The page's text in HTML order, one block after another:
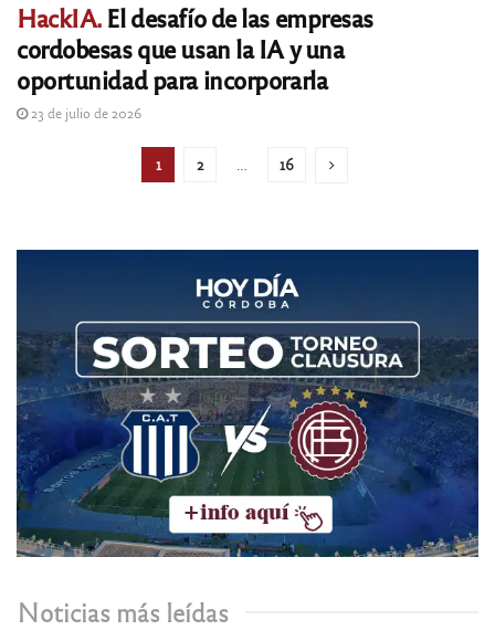
HackIA.El desafío de las empresas
cordobesas que usan la IA y una
oportunidad para incorporarla
23 de julio de 2026
1 2 16
Noticias más leídas